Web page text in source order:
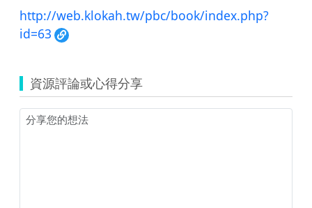
http://web.klokah.tw/pbc/book/index.php?
id=63
資源評論或心得分享